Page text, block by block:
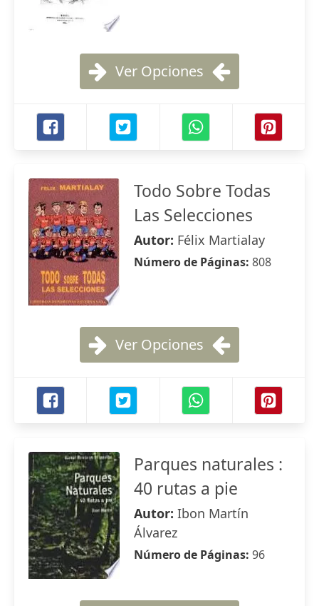
Ver Opciones
Todo Sobre Todas
Las Selecciones
Autor: Félix Martialay
Número de Páginas: 808
Ver Opciones
Parques naturales :
40 rutas a pie
Autor: Ibon Martín
Álvarez
Número de Páginas: 96